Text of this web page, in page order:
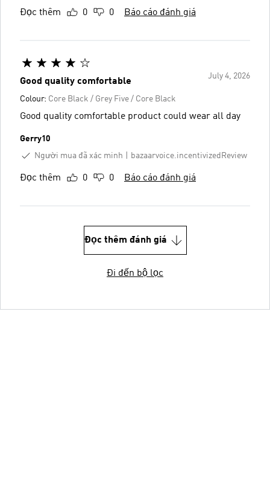
Đọc thêm 0 0 Báo cáo đánh giá
July 4, 2026
Good quality comfortable
Colour: Core Black / Grey Five / Core Black
Good quality comfortable product could wear all day
Gerry10
Người mua đã xác minh
bazaarvoice.incentivizedReview
Đọc thêm 0 0 Báo cáo đánh giá
Đọc thêm đánh giá
Đi đến bộ lọc